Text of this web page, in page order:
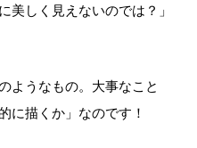
美しく見えないのでは？」
ようなもの。大事なこと
に描くか」なのです！